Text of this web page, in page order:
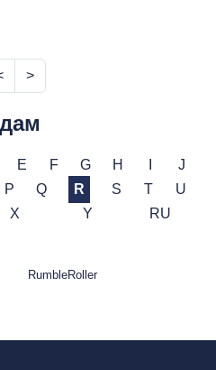
>
E F G H
J
P Q R S T
U
X Y RU
RumbleRoller